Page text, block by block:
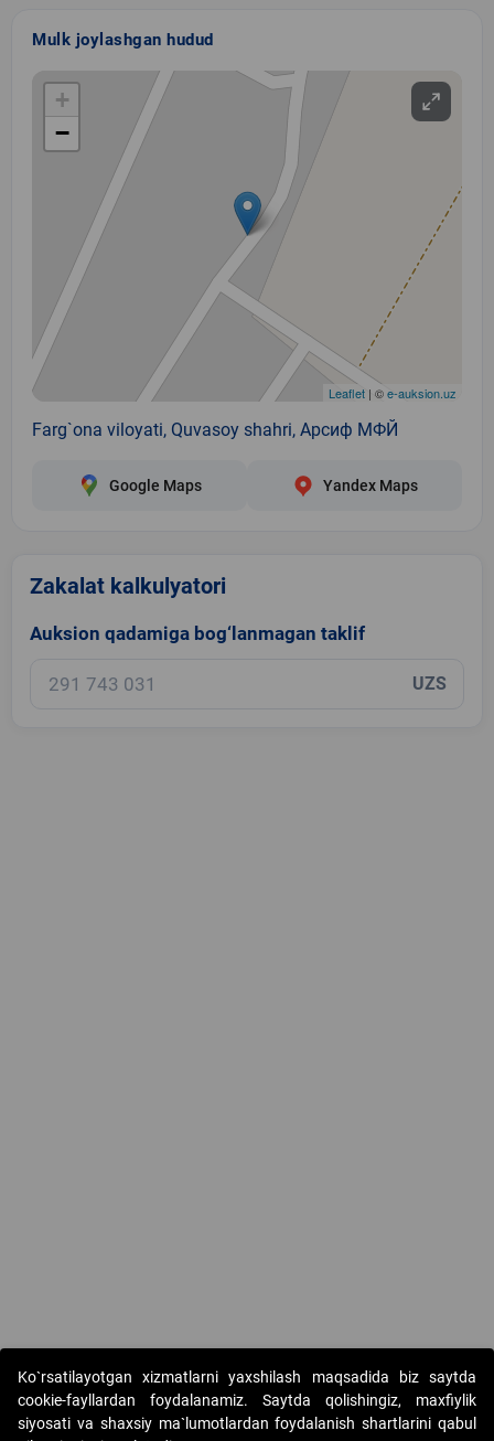
Mulk joylashgan hudud
+
−
Leaflet | ©e-auksion.uz
Farg`ona viloyati, Quvasoy shahri, Арсиф МФЙ
Google Maps Yandex Maps
Zakalat kalkulyatori
Auksion qadamiga bog‘lanmagan taklif
UZS
Ko`rsatilayotgan xizmatlarni yaxshilash maqsadida biz saytda
cookie-fayllardan foydalanamiz. Saytda qolishingiz, maxfiylik
siyosati va shaxsiy ma`lumotlardan foydalanish shartlarini qabul